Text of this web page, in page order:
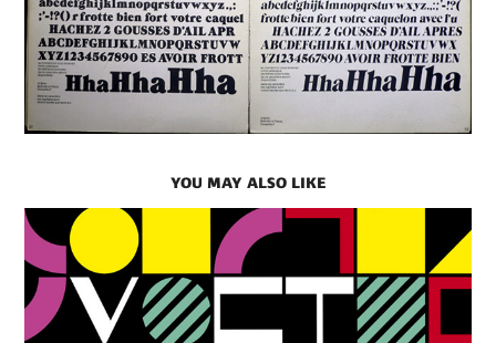
YOU MAY ALSO LIKE